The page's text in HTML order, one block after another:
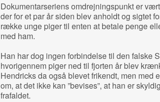
Dokumentarseriens omdrejningspunkt er
der for et par år siden blev anholdt og sigtet
række unge piger til enten at betale penge
med ham.
Han har dog ingen forbindelse til den falske
hvorigennem piger ned til fjorten år blev
Hendricks da også blevet frikendt, men med
om, at det ikke kan ”bevises”, at han er
frafaldet.